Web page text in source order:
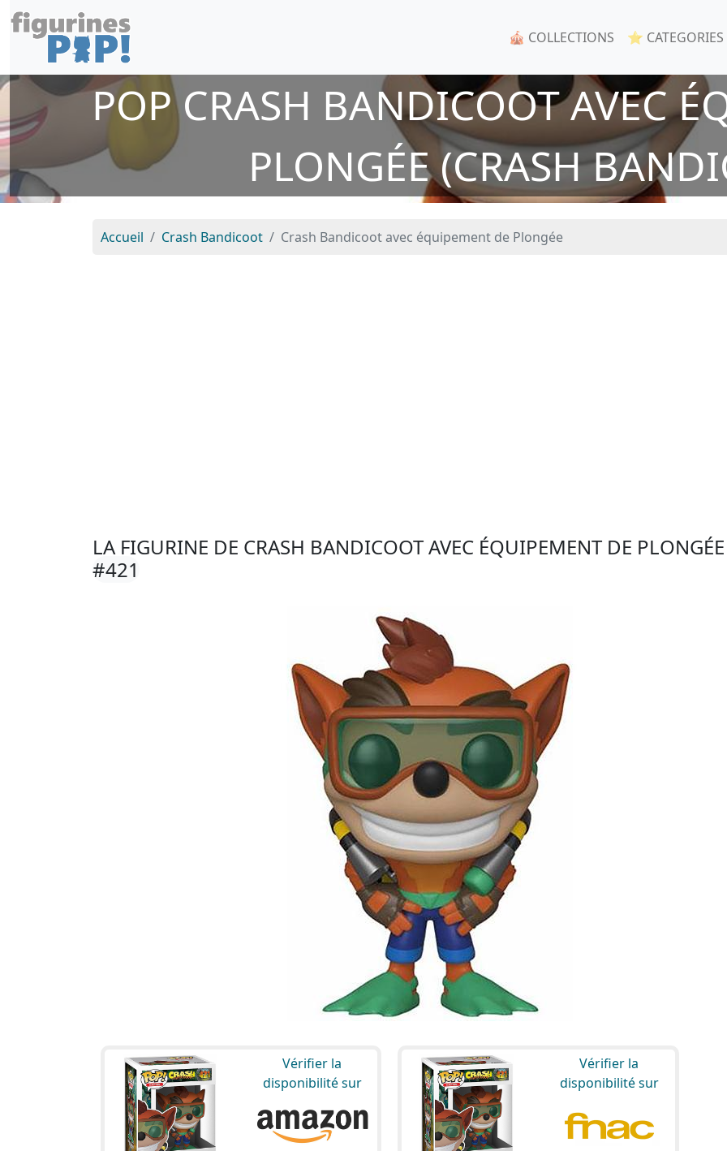
🎪 COLLECTIONS ⭐ CATEGORIES
POP CRASH BANDICOOT AVEC
PLONGÉE (CRASH
Accueil Crash Bandicoot Crash Bandicoot avec équipement de Plongée
LA FIGURINE DE CRASH BANDICOOT AVEC ÉQUIPEMENT DE PLONGÉE
#421
Vérifier la
disponibilité sur
Vérifier la
disponibilité sur